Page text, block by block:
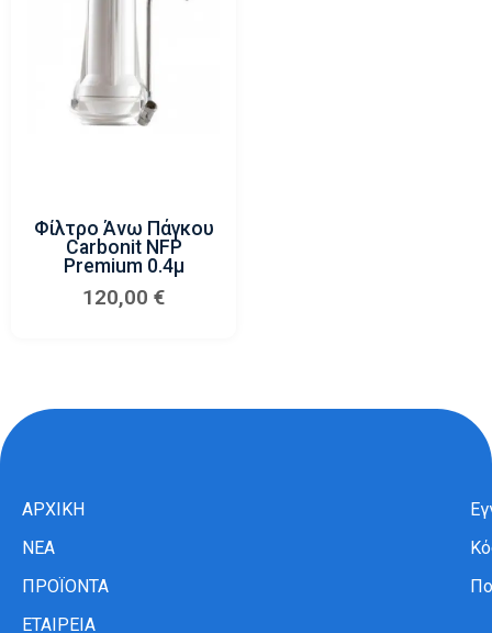
Φίλτρο Άνω Πάγκου
Carbonit NFP
Premium 0.4μ
120,00€
ΑΡΧΙΚΗ
ΝΕΑ
ΠΡΟΪΟΝΤΑ
ΕΤΑΙΡΕΙΑ